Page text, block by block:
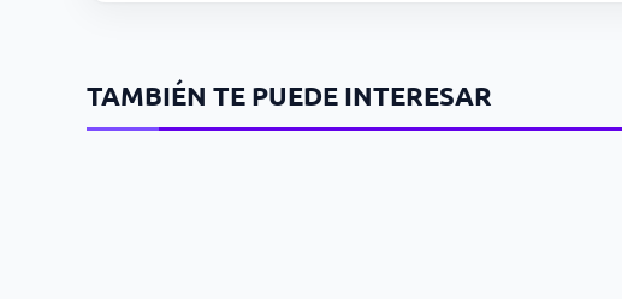
TAMBIÉN TE PUEDE INTERESAR